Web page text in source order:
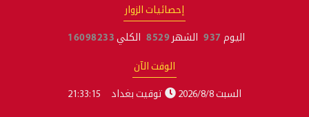
إحصائيات الزوار
اليوم 937 الشهر 8529 الكلي 16098233
الوقت الآن
السبت 2026/8/8 توقيت بغداد 21:33:16